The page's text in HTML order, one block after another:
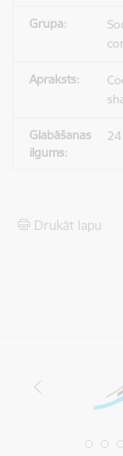
Drukāt lapu